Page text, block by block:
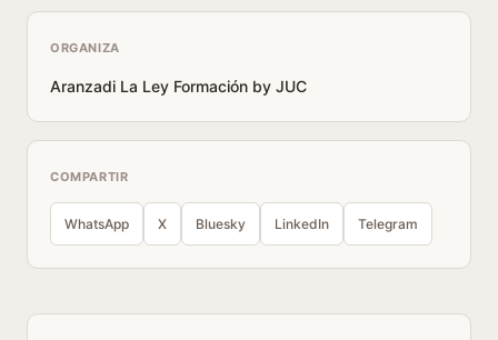
ORGANIZA
Aranzadi La Ley Formación by JUC
COMPARTIR
WhatsApp X Bluesky LinkedIn Telegram